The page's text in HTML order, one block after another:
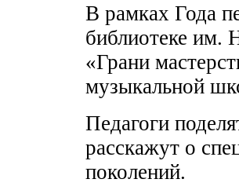
В рамках Года
библиотеке им.
«Грани
музыкальной
Педагоги
расскажут о
поколений.